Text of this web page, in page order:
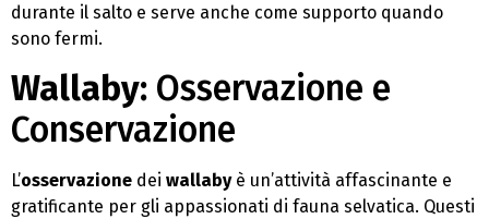
durante il salto e serve anche come supporto quando
sono fermi.
Wallaby: Osservazione e
Conservazione
L’osservazione dei wallabyè un’attività affascinante e
gratificante per gli appassionati di fauna selvatica. Questi